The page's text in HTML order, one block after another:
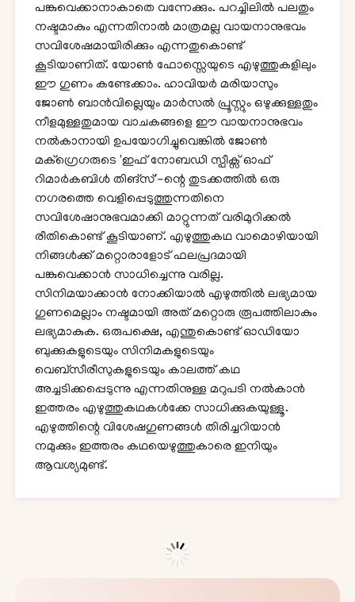
പങ്കുവെക്കാനാകാതെ വന്നേക്കും. പറച്ചിലിൽ പലതും
നഷ്ടമാകും എന്നതിനാൽ മാത്രമല്ല വായനാനുഭവം
സവിശേഷമായിരിക്കും എന്നതുകൊണ്ട്
കൂടിയാണിത്. യോൺ ഫോസ്സെയുടെ എഴുത്തുകളിലും
ഈ ഗുണം കണ്ടേക്കാം. ഹാവിയർ മരിയാസും
ജോൺ ബാൻവില്ലെയും മാർസൽ പ്രൂസ്റ്റും ഒഴുക്കുള്ളതും
നീളമുള്ളതുമായ വാചകങ്ങളെ ഈ വായനാനുഭവം
നൽകാനായി ഉപയോഗിച്ചുവെങ്കിൽ ജോൺ
മക്ഗ്രെഗരുടെ 'ഇഫ് നോബഡി സ്പീക്സ് ഓഫ്
റിമാർകബിൾ തിങ്സ്'-ന്റെ തുടക്കത്തിൽ ഒരു
നഗരത്തെ വെളിപ്പെടുത്തുന്നതിനെ
സവിശേഷാനുഭവമാക്കി മാറ്റുന്നത് വരിമുറിക്കൽ
രീതികൊണ്ട് കൂടിയാണ്. എഴുത്തുകഥ വാമൊഴിയായി
നിങ്ങൾക്ക് മറ്റൊരാളോട് ഫലപ്രദമായി
പങ്കുവെക്കാൻ സാധിച്ചെന്നു വരില്ല.
സിനിമയാക്കാൻ നോക്കിയാൽ എഴുത്തിൽ ലഭ്യമായ
ഗുണമെല്ലാം നഷ്ടമായി അത് മറ്റൊരു രൂപത്തിലാകും
ലഭ്യമാകുക. ഒരുപക്ഷെ, എന്തുകൊണ്ട് ഓഡിയോ
ബുക്കുകളുടെയും സിനിമകളുടെയും
വെബ്സീരീസുകളുടെയും കാലത്ത് കഥ
അച്ചടിക്കപ്പെടുന്നു എന്നതിനുള്ള മറുപടി നൽകാൻ
ഇത്തരം എഴുത്തുകഥകൾക്കേ സാധിക്കുകയുള്ളൂ.
എഴുത്തിന്റെ വിശേഷഗുണങ്ങൾ തിരിച്ചറിയാൻ
നമുക്കും ഇത്തരം കഥയെഴുത്തുകാരെ ഇനിയും
ആവശ്യമുണ്ട്.